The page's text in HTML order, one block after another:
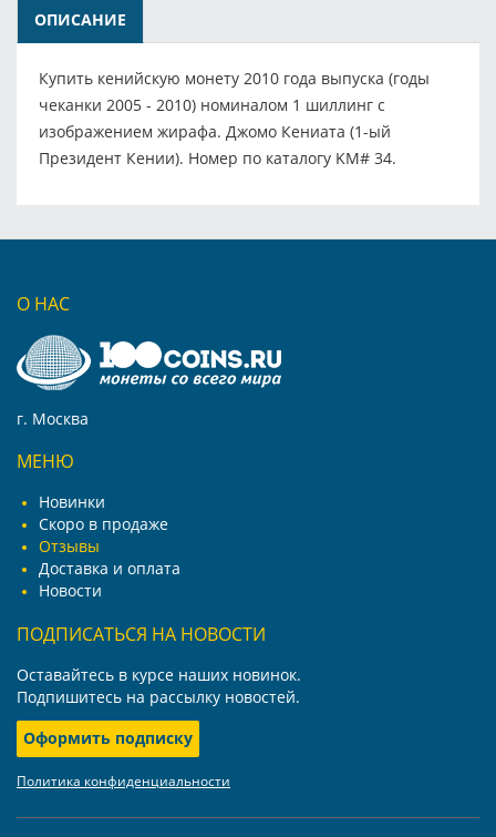
ОПИСАНИЕ
Купить кенийскую монету 2010 года выпуска (годы
чеканки 2005 - 2010) номиналом 1 шиллинг с
изображением жирафа. Джомо Кениата (1-ый
Президент Кении). Номер по каталогу KM# 34.
О НАС
г. Москва
МЕНЮ
Новинки
Скоро в продаже
Отзывы
Доставка и оплата
Новости
ПОДПИСАТЬСЯ НА НОВОСТИ
Оставайтесь в курсе наших новинок.
Подпишитесь на рассылку новостей.
Оформить подписку
Политика конфиденциальности